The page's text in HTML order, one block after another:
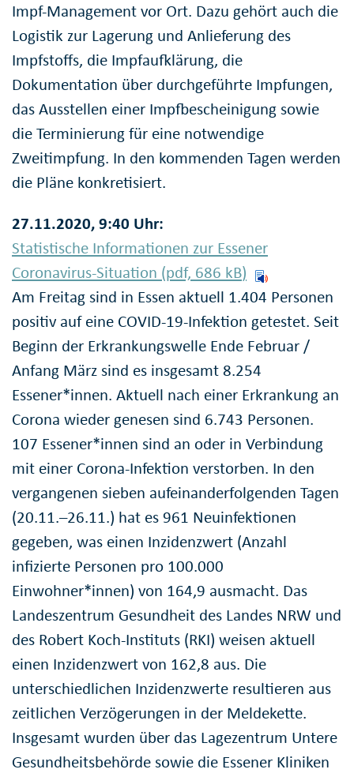
Impf-Management vor Ort. Dazu gehört auch die
Logistik zur Lagerung und Anlieferung des
Impfstoffs, die Impfaufklärung, die
Dokumentation über durchgeführte Impfungen,
das Ausstellen einer Impfbescheinigung sowie
die Terminierung für eine notwendige
Zweitimpfung. In den kommenden Tagen werden
die Pläne konkretisiert.
27.11.2020, 9:40 Uhr:
Statistische Informationen zur Essener
Coronavirus-Situation (pdf, 686 kB)
Am Freitag sind in Essen aktuell 1.404 Personen
positiv auf eine COVID-19-Infektion getestet. Seit
Beginn der Erkrankungswelle Ende Februar /
Anfang März sind es insgesamt 8.254
Essener*innen. Aktuell nach einer Erkrankung an
Corona wieder genesen sind 6.743 Personen.
107 Essener*innen sind an oder in Verbindung
mit einer Corona-Infektion verstorben. In den
vergangenen sieben aufeinanderfolgenden Tagen
(20.11.–26.11.) hat es 961 Neuinfektionen
gegeben, was einen Inzidenzwert (Anzahl
infizierte Personen pro 100.000
Einwohner*innen) von 164,9 ausmacht. Das
Landeszentrum Gesundheit des Landes NRW und
des Robert Koch-Instituts (RKI) weisen aktuell
einen Inzidenzwert von 162,8 aus. Die
unterschiedlichen Inzidenzwerte resultieren aus
zeitlichen Verzögerungen in der Meldekette.
Insgesamt wurden über das Lagezentrum Untere
Gesundheitsbehörde sowie die Essener Kliniken